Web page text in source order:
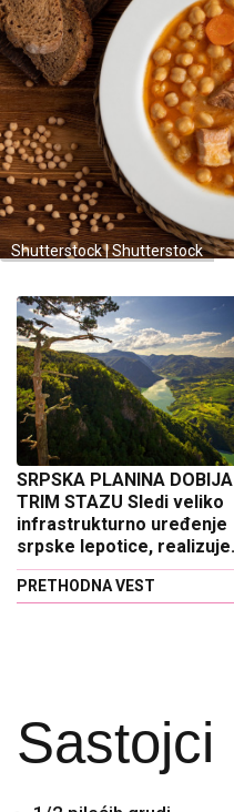
Shutterstock | Shutterstock
SRPSKA PLANINA DOBIJA
TRIM STAZU Sledi veliko
infrastrukturno uređenje
srpske lepotice, realizuje
se projekat vredan preko
deset miliona dinara
PRETHODNA VEST
Sastojci